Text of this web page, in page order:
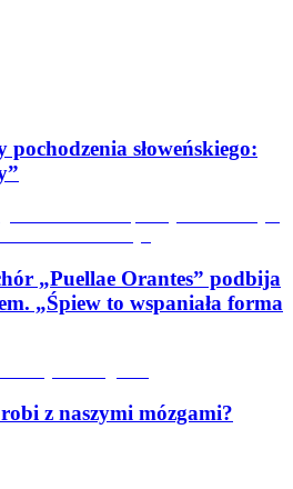
słoweńskiego:
„Puellae Orantes” podbija
„Śpiew to wspaniała forma
z naszymi mózgami?